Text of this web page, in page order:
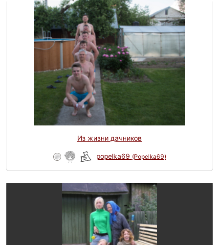
Из жизни дачников
popelka69 (Popelka69)